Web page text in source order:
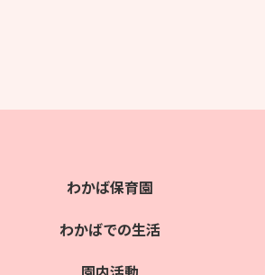
わかば保育園
わかばでの生活